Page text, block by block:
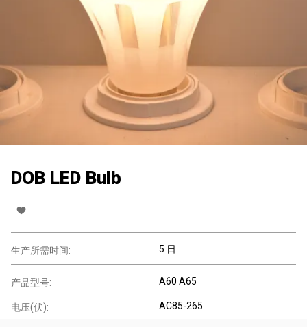
DOB LED Bulb
生产所需时间: 5 日
产品型号: A60 A65
电压(伏): AC85-265